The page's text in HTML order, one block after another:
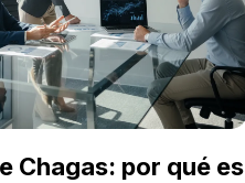
Chagas: por qué es